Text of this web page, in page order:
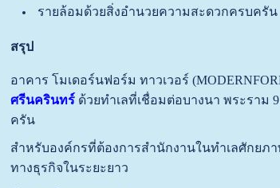
รายล้อมด้วยสิ่งอำนวยความสะดวกครบครัน
สรุป
อาคาร โมเดอร์นฟอร์ม ทาวเวอร์
ศรีนครินทร์ด้วยทำเลที่เชื่อมต่อบางนา พระราม
ครัน
สำหรับองค์กรที่ต้องการสำนักงานในทำเลศักยภ
ทางธุรกิจในระยะยาว